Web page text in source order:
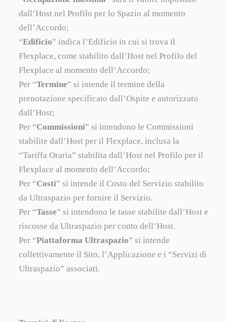
dall’Host nel Profilo per lo Spazio al momento
dell’Accordo;
“Edificio” indica l’Edificio in cui si trova il
Flexplace, come stabilito dall’Host nel Profilo del
Flexplace al momento dell’Accordo;
Per “Termine” si intende il termine della
prenotazione specificato dall’Ospite e autorizzato
dall’Host;
Per “Commissioni” si intendono le Commissioni
stabilite dall’Host per il Flexplace, inclusa la
“Tariffa Oraria” stabilita dall’Host nel Profilo per il
Flexplace al momento dell’Accordo;
Per “Costi” si intende il Costo del Servizio stabilito
da Ultraspazio per fornire il Servizio.
Per “Tasse” si intendono le tasse stabilite dall’Host e
riscosse da Ultraspazio per conto dell’Host.
Per “Piattaforma Ultraspazio” si intende
collettivamente il Sito, l’Applicazione e i “Servizi di
Ultraspazio” associati.